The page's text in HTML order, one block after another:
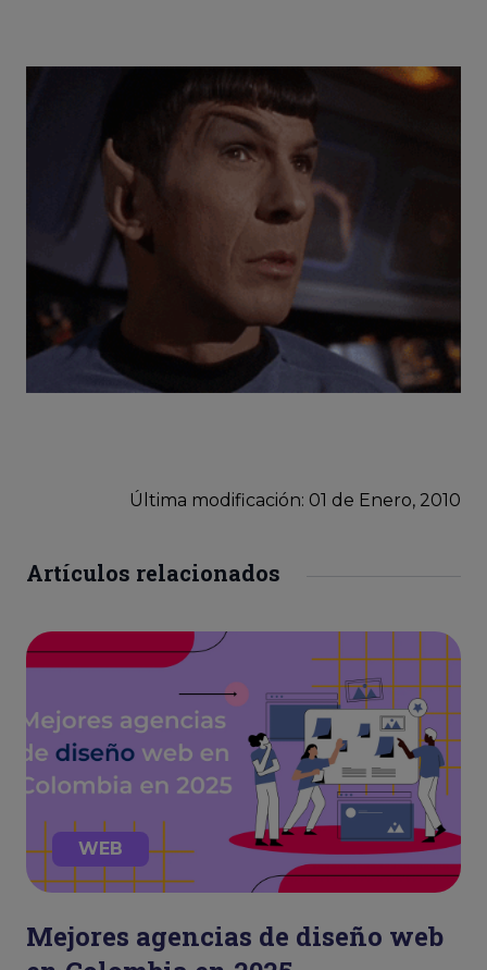
Última modificación: 01 de Enero, 2010
Artículos relacionados
WEB
Mejores agencias de diseño web